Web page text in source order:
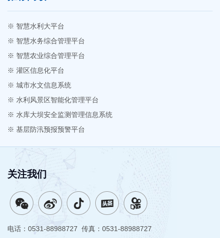
※ 智慧水利大平台
※ 智慧水务综合管理平台
※ 智慧农业综合管理平台
※ 灌区信息化平台
※ 城市水文信息系统
※ 水利风景区智能化管理平台
※ 水库大坝安全监测管理信息系统
※ 基层防汛预报预警平台
关注我们
电话：0531-88988727 传真：0531-88988727